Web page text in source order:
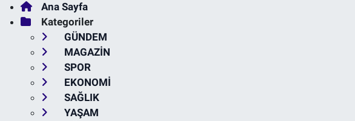
Ana Sayfa
Kategoriler
GÜNDEM
MAGAZİN
SPOR
EKONOMİ
SAĞLIK
YAŞAM